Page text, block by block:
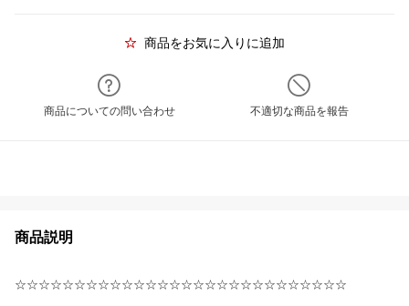
商品をお気に入りに追加
商品についての問い合わせ 不適切な商品を報告
商品説明
☆☆☆☆☆☆☆☆☆☆☆☆☆☆☆☆☆☆☆☆☆☆☆☆☆☆☆☆